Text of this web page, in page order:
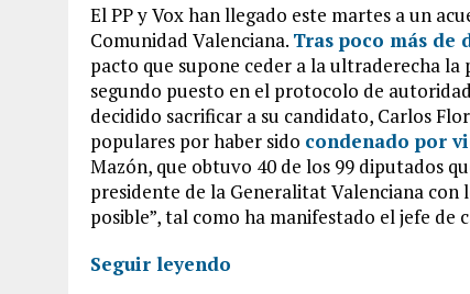
El PP y Vox han llegado este martes a un
Comunidad Valenciana. Tras poco más de
pacto que supone ceder a la ultraderecha la
segundo puesto en el protocolo de
decidido sacrificar a su candidato, Carlos
populares por haber sido condenado por
Mazón, que obtuvo 40 de los 99 diputados
presidente de la Generalitat Valenciana con
posible”, tal como ha manifestado el jefe de
Seguir leyendo